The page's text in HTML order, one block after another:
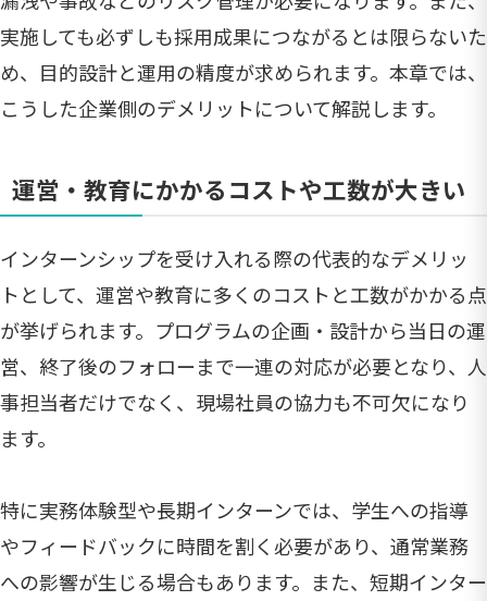
実施しても必ずしも採用成果につながるとは限らないた
め、目的設計と運用の精度が求められます。本章では、
こうした企業側のデメリットについて解説します。
運営・教育にかかるコストや工数が大きい
インターンシップを受け入れる際の代表的なデメリッ
トとして、運営や教育に多くのコストと工数がかかる点
が挙げられます。プログラムの企画・設計から当日の運
営、終了後のフォローまで一連の対応が必要となり、人
事担当者だけでなく、現場社員の協力も不可欠になり
ます。
特に実務体験型や長期インターンでは、学生への指導
やフィードバックに時間を割く必要があり、通常業務
への影響が生じる場合もあります。また、短期インター